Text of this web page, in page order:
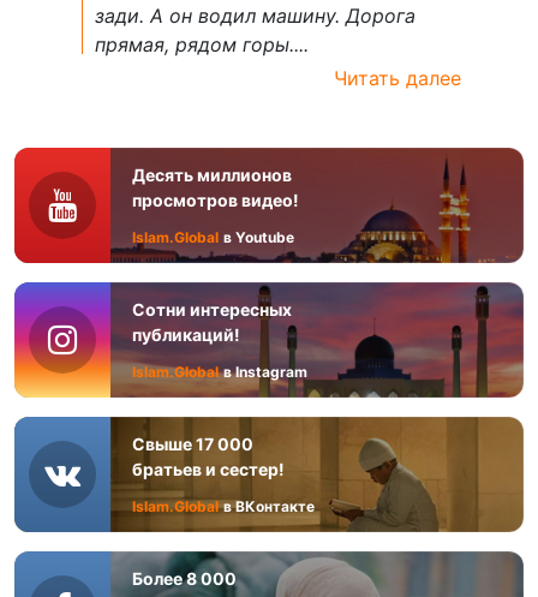
зади. А он водил машину. Дорога
прямая, рядом горы....
Читать далее
Десять миллионов
просмотров видео!
Islam.Global в Youtube
Сотни интересных
публикаций!
Islam.Global в Instagram
Свыше 17 000
братьев и сестер!
Islam.Global в ВКонтакте
Более 8 000